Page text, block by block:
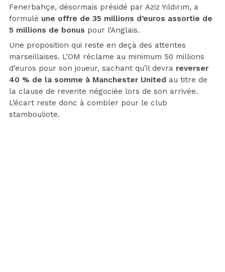
Fenerbahçe, désormais présidé par Aziz Yıldırım, a
formulé une offre de 35 millions d’euros assortie de
5 millions de bonus pour l’Anglais.
Une proposition qui reste en deçà des attentes
marseillaises. L’OM réclame au minimum 50 millions
d’euros pour son joueur, sachant qu’il devra reverser
40 % de la somme à Manchester United au titre de
la clause de revente négociée lors de son arrivée.
L’écart reste donc à combler pour le club
stambouliote.